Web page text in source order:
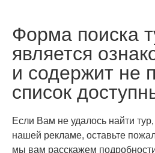
Форма поиска
является
и содержит не
список
Если Вам не удалось найти
нашей рекламе, оставьте
мы вам расскажем